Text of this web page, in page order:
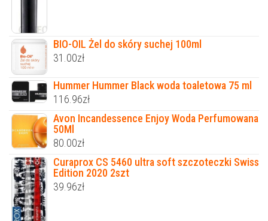
BIO-OIL Żel do skóry suchej 100ml
31.00zł
Hummer Hummer Black woda toaletowa 75 ml
116.96zł
Avon Incandessence Enjoy Woda Perfumowana
50Ml
80.00zł
Curaprox CS 5460 ultra soft szczoteczki Swiss
Edition 2020 2szt
39.96zł